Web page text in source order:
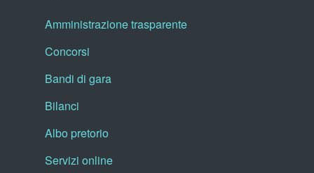
Amministrazione trasparente
Concorsi
Bandi di gara
Bilanci
Albo pretorio
Servizi online